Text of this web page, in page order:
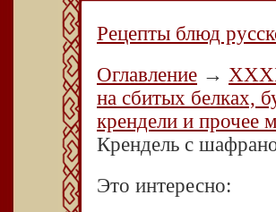
Рецепты блюд
Оглавление →
на сбитых белках,
крендели и прочее
Крендель с
Это интересно: